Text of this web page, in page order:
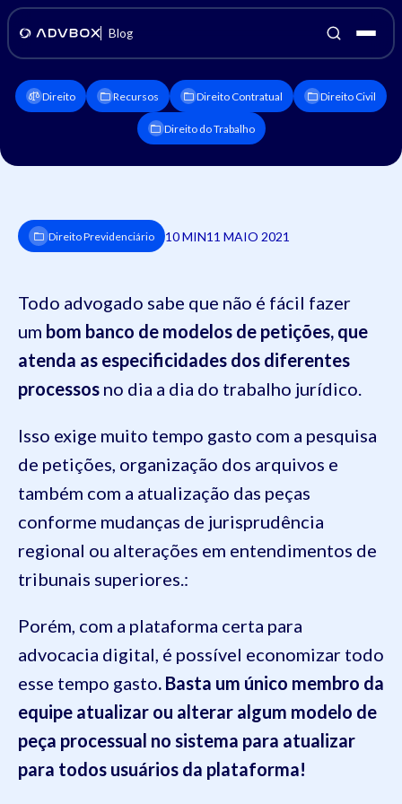
Blog
Direito Recursos Direito Contratual Direito Civil
Direito do Trabalho
Direito Previdenciário 10 MIN11 MAIO 2021
Todo advogado sabe que não é fácil fazer
um bom banco de modelos de petições, que
atenda as especificidades dos diferentes
processos no dia a dia do trabalho jurídico.
Isso exige muito tempo gasto com a pesquisa
de petições, organização dos arquivos e
também com a atualização das peças
conforme mudanças de jurisprudência
regional ou alterações em entendimentos de
tribunais superiores.:
Porém, com a plataforma certa para
advocacia digital, é possível economizar todo
esse tempo gasto. Basta um único membro da
equipe atualizar ou alterar algum modelo de
peça processual no sistema para atualizar
para todos usuários da plataforma!